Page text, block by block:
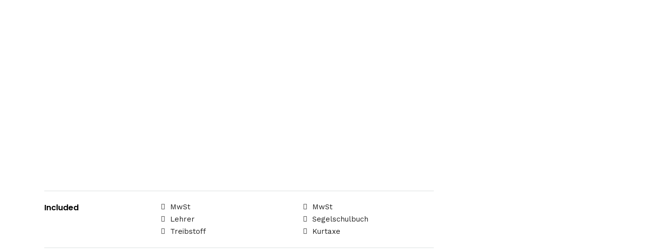
Included MwSt
MwSt
Lehrer
Segelschulbuch
Treibstoff
Kurtaxe